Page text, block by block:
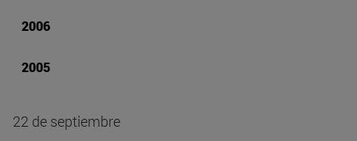
2006
2005
22 de septiembre